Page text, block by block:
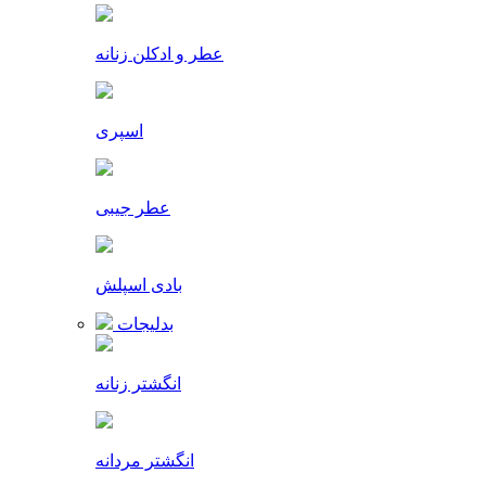
عطر و ادکلن زنانه
اسپری
عطر جیبی
بادی اسپلش
بدلیجات
انگشتر زنانه
انگشتر مردانه